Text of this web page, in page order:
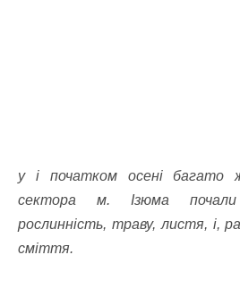
у і початком осені багато
сектора м. Ізюма
рослинність, траву, листя, і,
сміття.